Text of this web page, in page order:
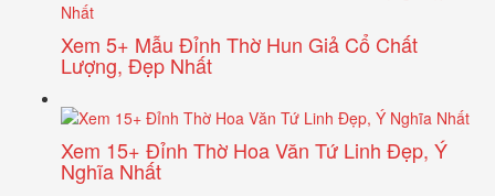
Xem 5+ Mẫu Đỉnh Thờ Hun Giả Cổ Chất
Lượng, Đẹp Nhất
Xem 15+ Đỉnh Thờ Hoa Văn Tứ Linh Đẹp, Ý
Nghĩa Nhất